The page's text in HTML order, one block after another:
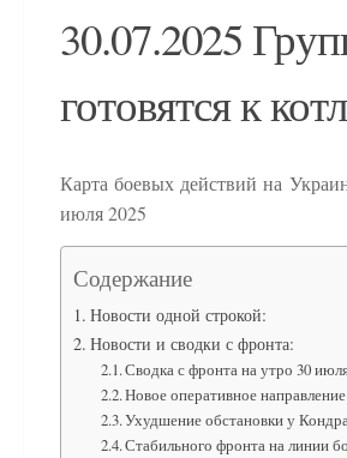
30.07.2025
готовятся к
Карта боевых действий на
июля 2025
Содержание
Новости одной строкой:
Новости и сводки с фронта:
Сводка с фронта на утро 30
Новое оперативное направление
Ухудшение обстановки у
Стабильного фронта на линии